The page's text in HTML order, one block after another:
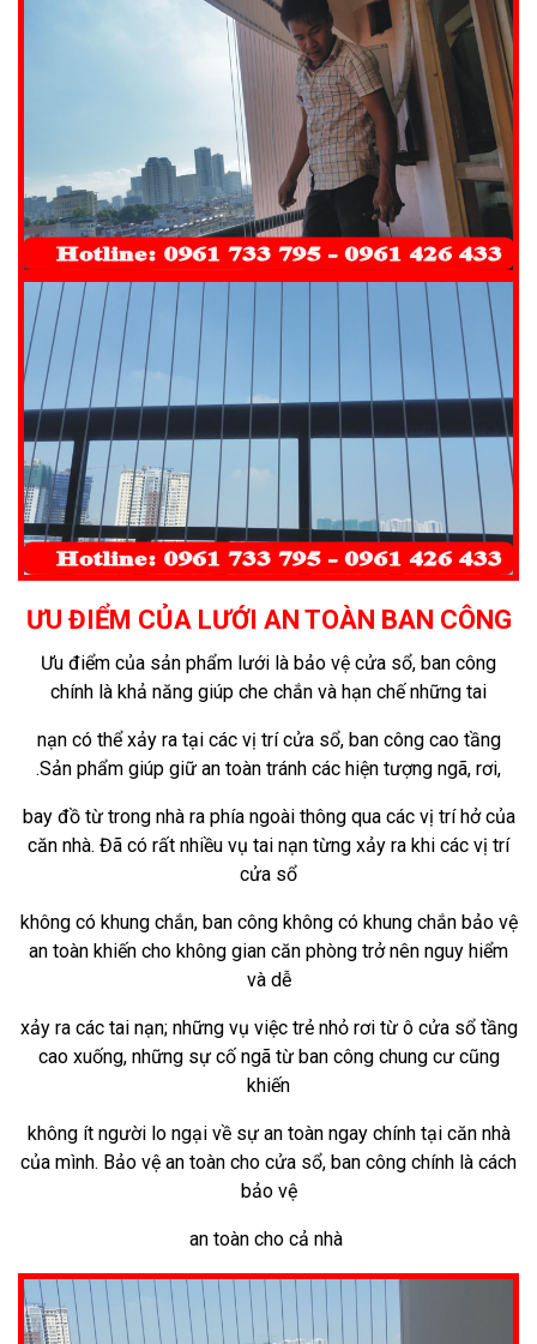
ƯU ĐIỂM CỦA LƯỚI AN TOÀN BAN CÔNG
Ưu điểm của sản phẩm lưới là bảo vệ cửa sổ, ban công
chính là khả năng giúp che chắn và hạn chế những tai
nạn có thể xảy ra tại các vị trí cửa sổ, ban công cao tầng
.Sản phẩm giúp giữ an toàn tránh các hiện tượng ngã, rơi,
bay đồ từ trong nhà ra phía ngoài thông qua các vị trí hở của
căn nhà. Đã có rất nhiều vụ tai nạn từng xảy ra khi các vị trí
cửa sổ
không có khung chắn, ban công không có khung chắn bảo vệ
an toàn khiến cho không gian căn phòng trở nên nguy hiểm
và dễ
xảy ra các tai nạn; những vụ việc trẻ nhỏ rơi từ ô cửa sổ tầng
cao xuống, những sự cố ngã từ ban công chung cư cũng
khiến
không ít người lo ngại về sự an toàn ngay chính tại căn nhà
của mình. Bảo vệ an toàn cho cửa sổ, ban công chính là cách
bảo vệ
an toàn cho cả nhà